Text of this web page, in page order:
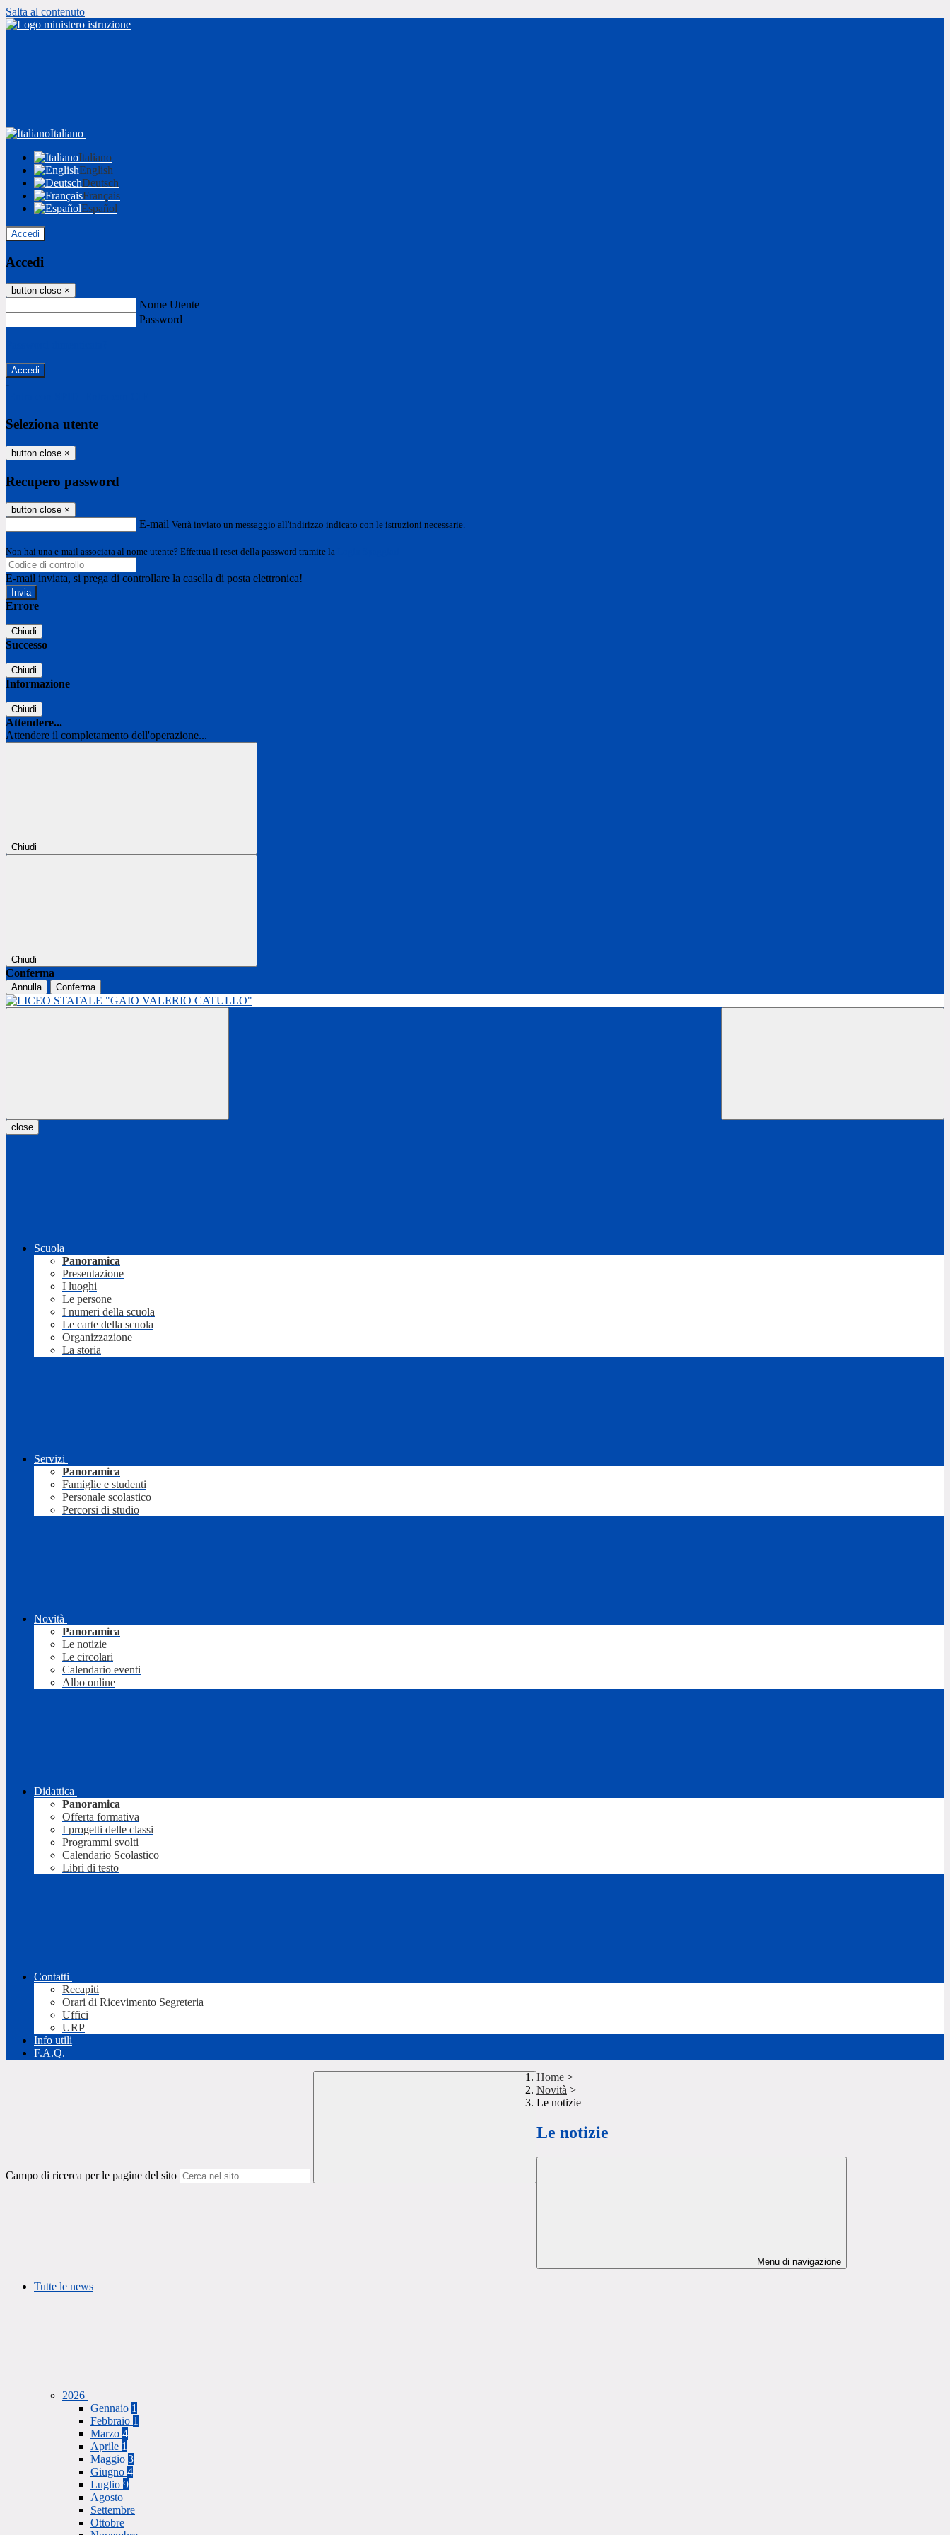
Salta al contenuto
Italiano
Italiano
English
Deutsch
Français
Español
Accedi
Accedi
button close ×
Nome Utente
Password
-
Seleziona utente
button close ×
Recupero password
button close ×
E-mail Verrà inviato un messaggio all'indirizzo indicato con le istruzioni necessarie.
Non hai una e-mail associata al nome utente? Effettua il reset della password tramite la
E-mail inviata, si prega di controllare la casella di posta elettronica!
Errore
Chiudi
Successo
Chiudi
Informazione
Chiudi
Attendere...
Attendere il completamento dell'operazione...
Chiudi
Chiudi
Conferma
Annulla Conferma
close
Scuola
Panoramica
Presentazione
I luoghi
Le persone
I numeri della scuola
Le carte della scuola
Organizzazione
La storia
Servizi
Panoramica
Famiglie e studenti
Personale scolastico
Percorsi di studio
Novità
Panoramica
Le notizie
Le circolari
Calendario eventi
Albo online
Didattica
Panoramica
Offerta formativa
I progetti delle classi
Programmi svolti
Calendario Scolastico
Libri di testo
Contatti
Recapiti
Orari di Ricevimento Segreteria
Uffici
URP
Info utili
F.A.Q.
Campo di ricerca per le pagine del sito
Home >
Novità >
Le notizie
Le notizie
Menu di navigazione
Tutte le news
2026
Gennaio 1
Febbraio 1
Marzo 4
Aprile 1
Maggio 3
Giugno 4
Luglio 9
Agosto
Settembre
Ottobre